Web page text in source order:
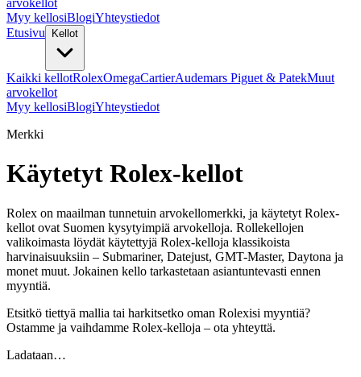
arvokellot
Myy kellosiBlogiYhteystiedot
Etusivu
Kellot
Kaikki kellotRolexOmegaCartierAudemars Piguet & PatekMuut
arvokellot
Myy kellosiBlogiYhteystiedot
Merkki
Käytetyt Rolex-kellot
Rolex on maailman tunnetuin arvokellomerkki, ja käytetyt Rolex-
kellot ovat Suomen kysytyimpiä arvokelloja. Rollekellojen
valikoimasta löydät käytettyjä Rolex-kelloja klassikoista
harvinaisuuksiin – Submariner, Datejust, GMT-Master, Daytona ja
monet muut. Jokainen kello tarkastetaan asiantuntevasti ennen
myyntiä.
Etsitkö tiettyä mallia tai harkitsetko oman Rolexisi myyntiä?
Ostamme ja vaihdamme Rolex-kelloja – ota yhteyttä.
Ladataan…